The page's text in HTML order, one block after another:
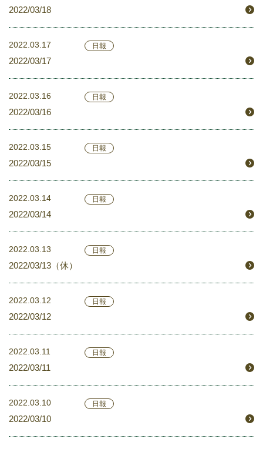
2022/03/18
2022.03.17 日報
2022/03/17
2022.03.16 日報
2022/03/16
2022.03.15 日報
2022/03/15
2022.03.14 日報
2022/03/14
2022.03.13 日報
2022/03/13（休）
2022.03.12 日報
2022/03/12
2022.03.11 日報
2022/03/11
2022.03.10 日報
2022/03/10